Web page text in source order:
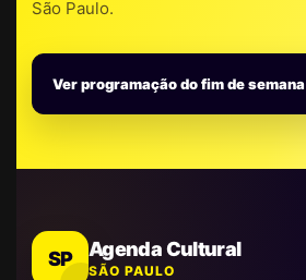
São Paulo.
Ver programação do fim de semana
SP Agenda Cultural
SÃO PAULO